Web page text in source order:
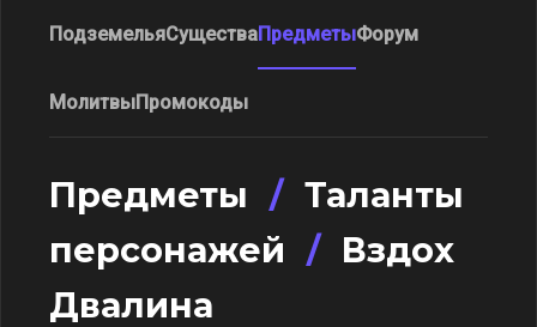
ПодземельяСуществаПредметыФорум
МолитвыПромокоды
Предметы / Таланты
персонажей / Вздох
Двалина